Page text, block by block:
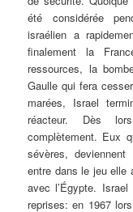
été considérée
israélien a
finalement la
ressources, la
Gaulle qui fera
marées, Israel
réacteur. Dès
complètement. Eux
sévères,
entre dans le jeu elle
avec l’Égypte.
reprises: en 1967